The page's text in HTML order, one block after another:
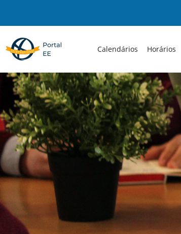
content
Calendários Horários